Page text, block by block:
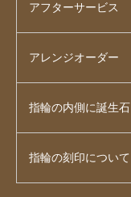
アフターサービス
アレンジオーダー
指輪の内側に誕生石
指輪の刻印について